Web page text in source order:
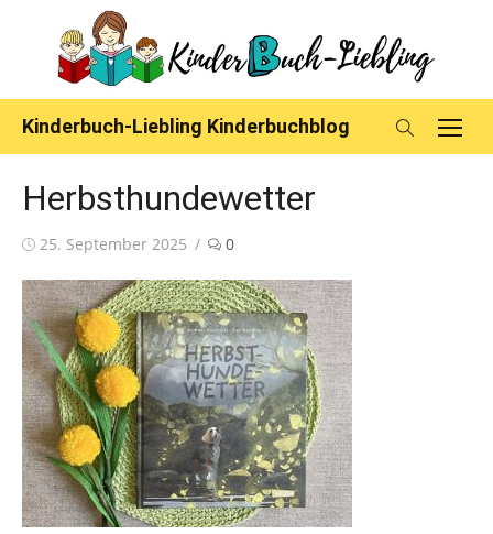
content
Kinderbuch-Liebling Kinderbuchblog
Herbsthundewetter
Posted
25. September 2025 0